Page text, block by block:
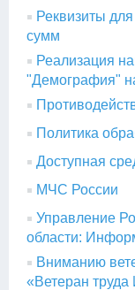
Реквизиты
сумм
Реализация
"Демография"
Политика
Доступная
МЧС России
Управление
области:
Вниманию
«Ветеран труда